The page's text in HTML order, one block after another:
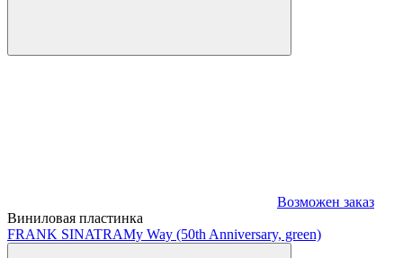
Возможен заказ
Виниловая пластинка
FRANK SINATRAMy Way (50th Anniversary, green)